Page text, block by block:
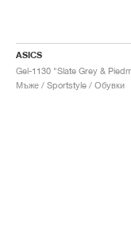
ASICS
Мъже / Sportstyle / Обувки